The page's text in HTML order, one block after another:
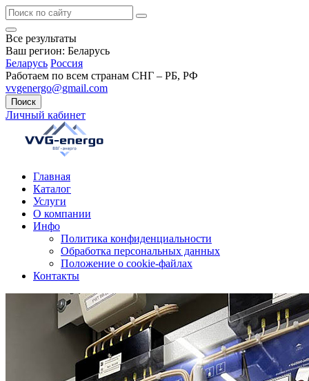
Все результаты
Ваш регион: Беларусь
Беларусь Россия
Работаем по всем странам СНГ – РБ, РФ
vvgenergo@gmail.com
Поиск
Личный кабинет
Главная
Каталог
Услуги
О компании
Инфо
Политика конфиденциальности
Обработка персональных данных
Положение о cookie-файлах
Контакты